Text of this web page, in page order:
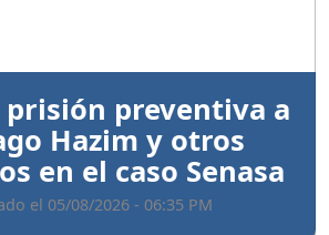
preventiva a
Hazim y otros
en el caso Senasa
el 05/08/2026 - 06:35 PM